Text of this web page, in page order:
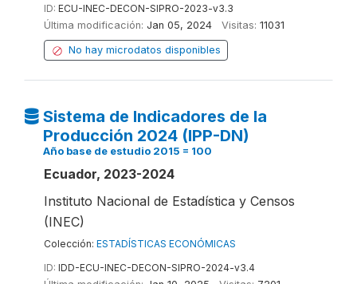
ID: ECU-INEC-DECON-SIPRO-2023-v3.3
Última modificación: Jan 05, 2024 Visitas: 11031
No hay microdatos disponibles
Sistema de Indicadores de la
Producción 2024 (IPP-DN)
Año base de estudio 2015 = 100
Ecuador, 2023-2024
Instituto Nacional de Estadística y Censos
(INEC)
Colección: ESTADÍSTICAS ECONÓMICAS
ID: IDD-ECU-INEC-DECON-SIPRO-2024-v3.4